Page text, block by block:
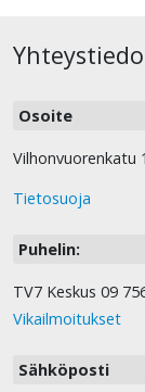
Osoite
Vilhonvuorenkatu
Tietosuoja
Puhelin:
TV7 Keskus 09
Vikailmoitukset
Sähköposti